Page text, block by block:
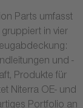
Parts umfasst
in vier
und -
Produkte für
Niterra OE- und
Portfolio an